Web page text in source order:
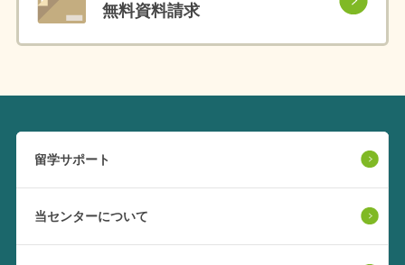
無料資料請求
留学サポート
当センターについて